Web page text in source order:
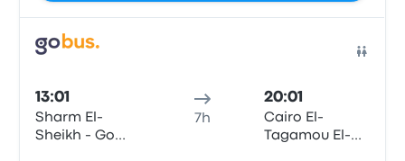
13:01
Sharm El-
Sheikh - Go
7h
20:01
Cairo El-
Tagamou El-